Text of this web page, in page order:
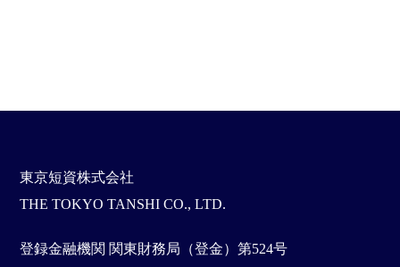
東京短資株式会社
THE TOKYO TANSHI CO., LTD.
登録金融機関 関東財務局（登金）第524号